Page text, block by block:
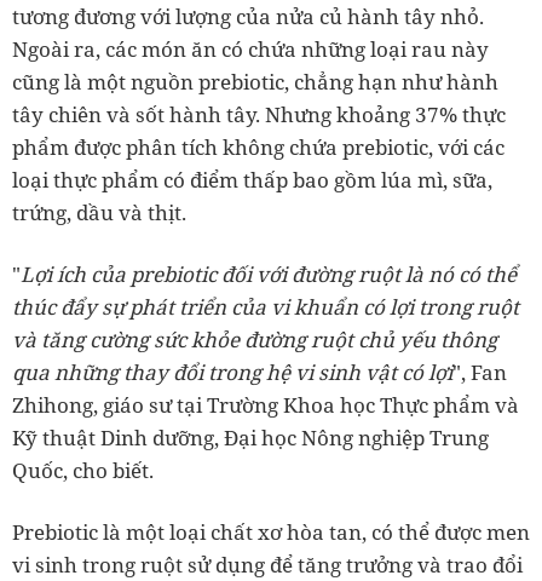
tương đương với lượng của nửa củ hành tây nhỏ.
Ngoài ra, các món ăn có chứa những loại rau này
cũng là một nguồn prebiotic, chẳng hạn như hành
tây chiên và sốt hành tây. Nhưng khoảng 37% thực
phẩm được phân tích không chứa prebiotic, với các
loại thực phẩm có điểm thấp bao gồm lúa mì, sữa,
trứng, dầu và thịt.
"Lợi ích của prebiotic đối với đường ruột là nó có thể
thúc đẩy sự phát triển của vi khuẩn có lợi trong ruột
và tăng cường sức khỏe đường ruột chủ yếu thông
qua những thay đổi trong hệ vi sinh vật có lợi", Fan
Zhihong, giáo sư tại Trường Khoa học Thực phẩm và
Kỹ thuật Dinh dưỡng, Đại học Nông nghiệp Trung
Quốc, cho biết.
Prebiotic là một loại chất xơ hòa tan, có thể được men
vi sinh trong ruột sử dụng để tăng trưởng và trao đổi